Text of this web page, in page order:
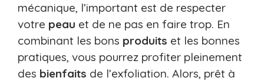
mécanique, l’important est de respecter
votre peau et de ne pas en faire trop. En
combinant les bons produits et les bonnes
pratiques, vous pourrez profiter pleinement
des bienfaits de l’exfoliation. Alors, prêt à